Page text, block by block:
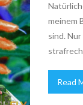
meinem
sind.
Read